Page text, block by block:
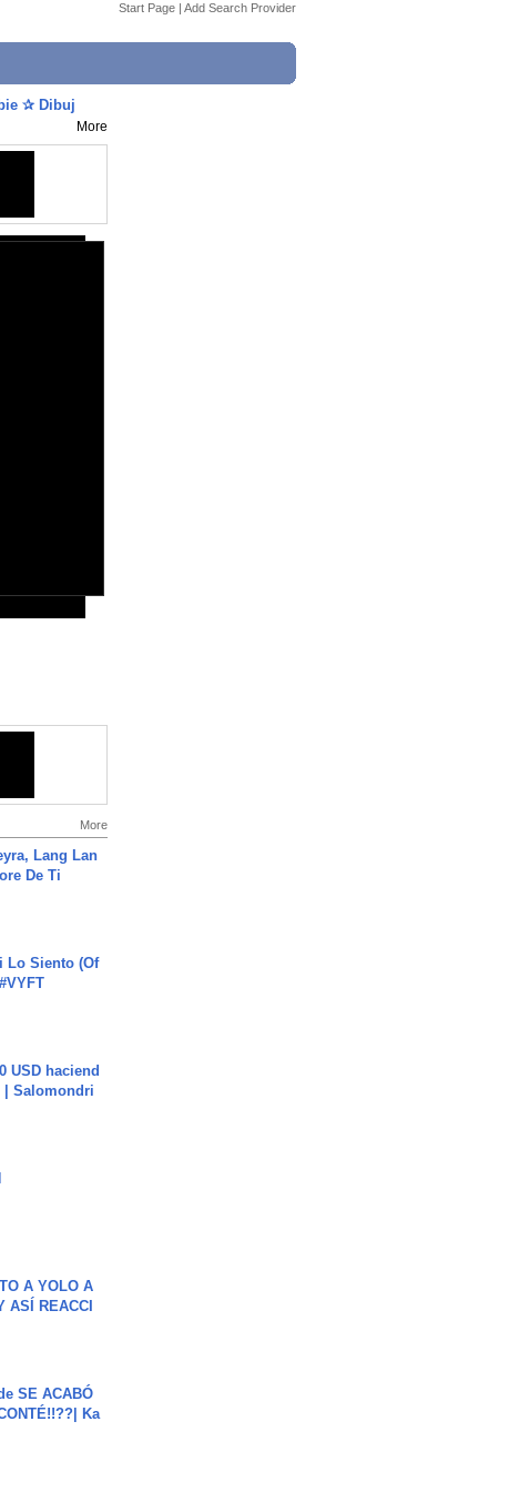
Start Page | Add Search Provider
✰ Dibuj
More
More
Lang Lan
De Ti
Lo Siento (Of
USD haciend
| Salomondri
A YOLO A
ASÍ REACCI
SE ACABÓ
Ka